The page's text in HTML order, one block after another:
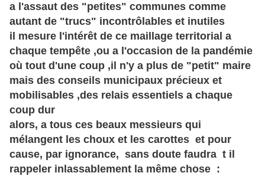
a l'assaut des "petites" communes comme
autant de "trucs" incontrôlables et inutiles
il mesure l'intérêt de ce maillage territorial a
chaque tempête ,ou a l'occasion de la pandémie
où tout d'une coup ,il n'y a plus de "petit" maire
mais des conseils municipaux précieux et
mobilisables ,des relais essentiels a chaque
coup dur
alors, a tous ces beaux messieurs qui
mélangent les choux et les carottes et pour
cause, par ignorance, sans doute faudra t il
rappeler inlassablement la même chose :